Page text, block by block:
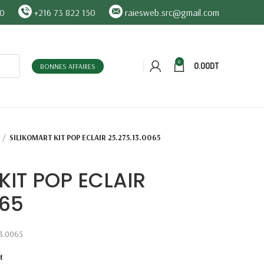
+216 73 822 150 raiesweb.src@gmail.com
BONNES AFFAIRES
0 0.00DT
SILIKOMART KIT POP ECLAIR 25.275.13.0065
POP ECLAIR